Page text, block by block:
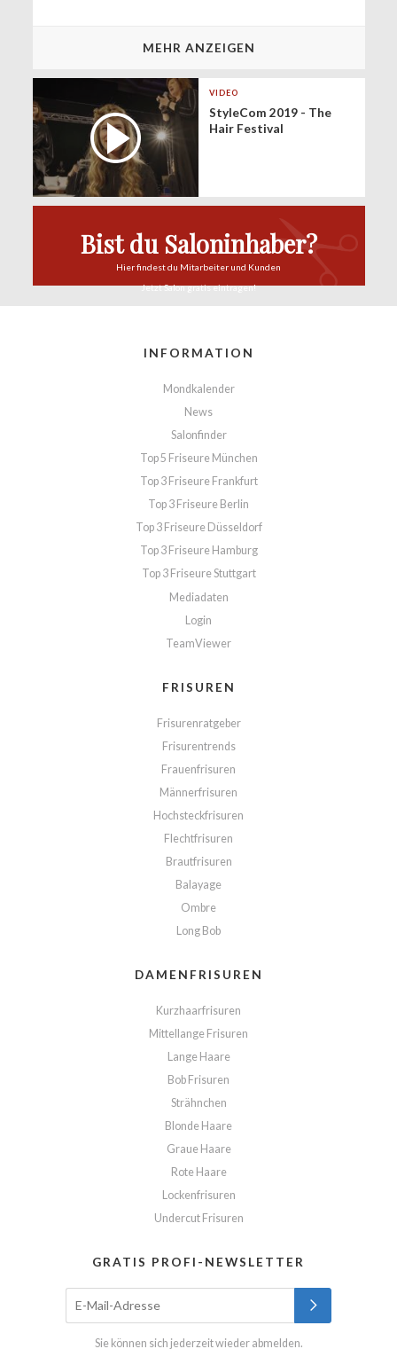
MEHR ANZEIGEN
VIDEO
StyleCom 2019 - The
Hair Festival
Bist du Saloninhaber?
Hier findest du Mitarbeiter und Kunden
Jetzt Salongratis eintragen!
INFORMATION
Mondkalender
News
Salonfinder
Top 5 Friseure München
Top 3 Friseure Frankfurt
Top 3 Friseure Berlin
Top 3 Friseure Düsseldorf
Top 3 Friseure Hamburg
Top 3 Friseure Stuttgart
Mediadaten
Login
TeamViewer
FRISUREN
Frisurenratgeber
Frisurentrends
Frauenfrisuren
Männerfrisuren
Hochsteckfrisuren
Flechtfrisuren
Brautfrisuren
Balayage
Ombre
Long Bob
DAMENFRISUREN
Kurzhaarfrisuren
Mittellange Frisuren
Lange Haare
Bob Frisuren
Strähnchen
Blonde Haare
Graue Haare
Rote Haare
Lockenfrisuren
Undercut Frisuren
GRATIS PROFI-NEWSLETTER
Sie können sich jederzeit wieder abmelden.